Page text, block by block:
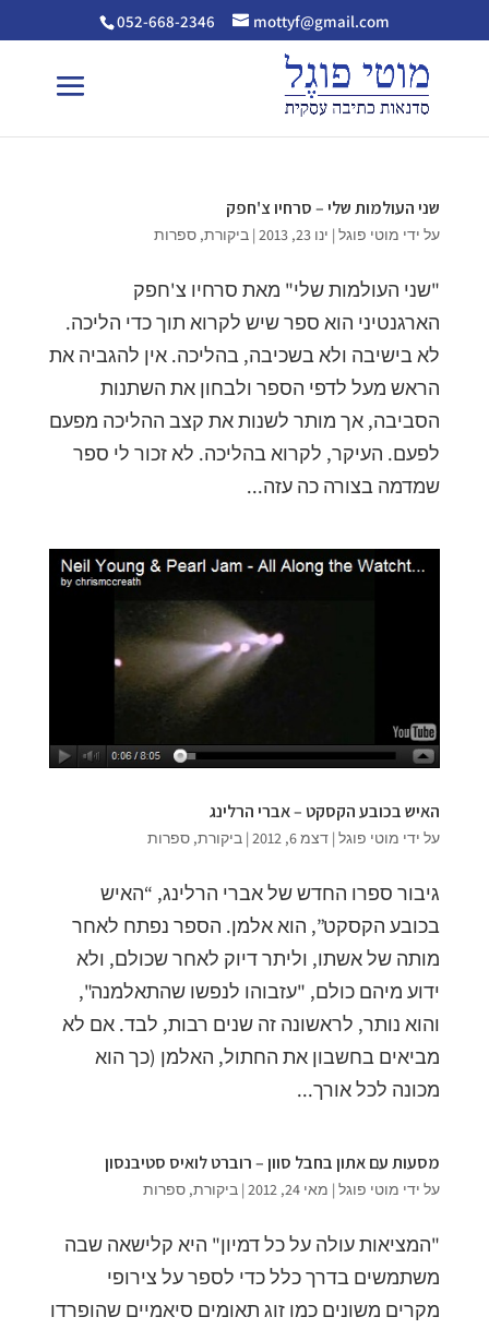
052-668-2346 mottyf@gmail.com
שני העולמות שלי – סרחיו צ'חפק
על ידי מוטי פוגל| ינו 23, 2013 | ביקורת, ספרות
"שני העולמות שלי" מאת סרחיו צ'חפק
הארגנטיני הוא ספר שיש לקרוא תוך כדי הליכה.
לא בישיבה ולא בשכיבה, בהליכה. אין להגביה את
הראש מעל לדפי הספר ולבחון את השתנות
הסביבה, אך מותר לשנות את קצב ההליכה מפעם
לפעם. העיקר, לקרוא בהליכה. לא זכור לי ספר
שמדמה בצורה כה עזה...
האיש בכובע הקסקט – אברי הרלינג
על ידי מוטי פוגל| דצמ 6, 2012 | ביקורת, ספרות
גיבור ספרו החדש של אברי הרלינג, “האיש
בכובע הקסקט”, הוא אלמן. הספר נפתח לאחר
מותה של אשתו, וליתר דיוק לאחר שכולם, ולא
ידוע מיהם כולם, "עזבוהו לנפשו שהתאלמנה",
והוא נותר, לראשונה זה שנים רבות, לבד. אם לא
מביאים בחשבון את החתול, האלמן (כך הוא
מכונה לכל אורך...
מסעות עם אתון בחבל סוון – רוברט לואיס סטיבנסון
על ידי מוטי פוגל| מאי 24, 2012 | ביקורת, ספרות
"המציאות עולה על כל דמיון" היא קלישאה שבה
משתמשים בדרך כלל כדי לספר על צירופי
מקרים משונים כמו זוג תאומים סיאמיים שהופרדו